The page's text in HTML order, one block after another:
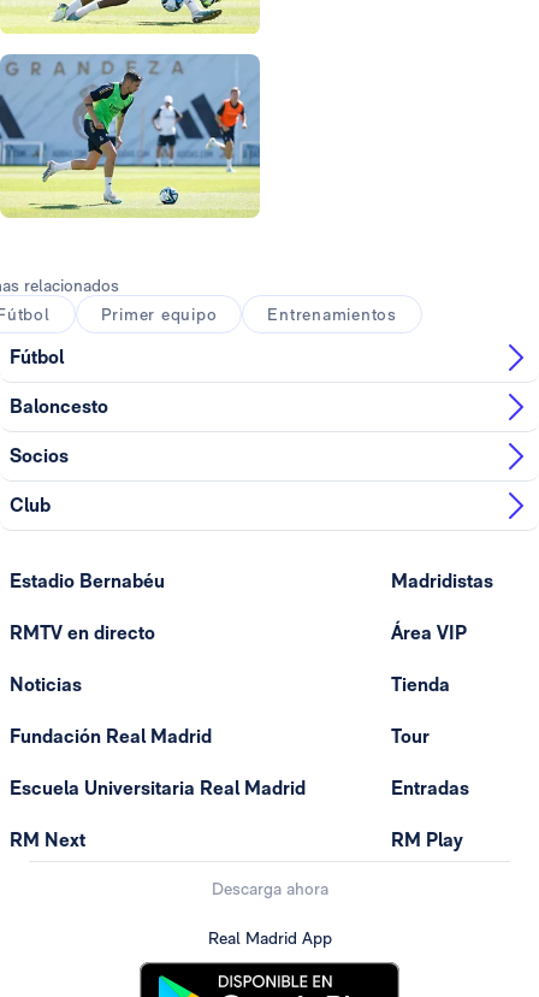
relacionados
Primer equipo Entrenamientos
Fútbol
Baloncesto
Socios
Club
Estadio Bernabéu
RMTV en directo
Noticias
Fundación Real Madrid
Escuela Universitaria Real Madrid
RM Next
Madridistas
Área VIP
Tienda
Tour
Entradas
RM Play
Descarga ahora
Real Madrid App